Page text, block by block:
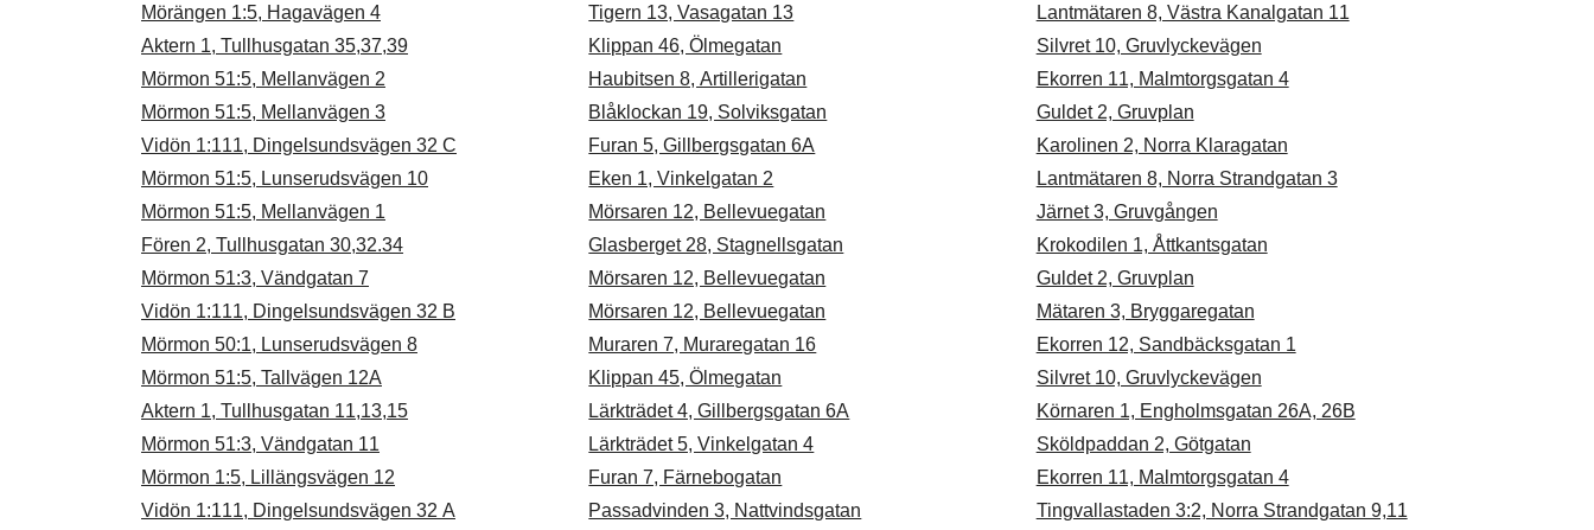
Mörängen 1:5, Hagavägen 4
Aktern 1, Tullhusgatan 35,37,39
Mörmon 51:5, Mellanvägen 2
Mörmon 51:5, Mellanvägen 3
Vidön 1:111, Dingelsundsvägen 32 C
Mörmon 51:5, Lunserudsvägen 10
Mörmon 51:5, Mellanvägen 1
Fören 2, Tullhusgatan 30,32.34
Mörmon 51:3, Vändgatan 7
Vidön 1:111, Dingelsundsvägen 32 B
Mörmon 50:1, Lunserudsvägen 8
Mörmon 51:5, Tallvägen 12A
Aktern 1, Tullhusgatan 11,13,15
Mörmon 51:3, Vändgatan 11
Mörmon 1:5, Lillängsvägen 12
Vidön 1:111, Dingelsundsvägen 32 A
Tigern 13, Vasagatan 13
Klippan 46, Ölmegatan
Haubitsen 8, Artillerigatan
Blåklockan 19, Solviksgatan
Furan 5, Gillbergsgatan 6A
Eken 1, Vinkelgatan 2
Mörsaren 12, Bellevuegatan
Glasberget 28, Stagnellsgatan
Mörsaren 12, Bellevuegatan
Mörsaren 12, Bellevuegatan
Muraren 7, Muraregatan 16
Klippan 45, Ölmegatan
Lärkträdet 4, Gillbergsgatan 6A
Lärkträdet 5, Vinkelgatan 4
Furan 7, Färnebogatan
Passadvinden 3, Nattvindsgatan
Lantmätaren 8, Västra Kanalgatan 11
Silvret 10, Gruvlyckevägen
Ekorren 11, Malmtorgsgatan 4
Guldet 2, Gruvplan
Karolinen 2, Norra Klaragatan
Lantmätaren 8, Norra Strandgatan 3
Järnet 3, Gruvgången
Krokodilen 1, Åttkantsgatan
Guldet 2, Gruvplan
Mätaren 3, Bryggaregatan
Ekorren 12, Sandbäcksgatan 1
Silvret 10, Gruvlyckevägen
Körnaren 1, Engholmsgatan 26A, 26B
Sköldpaddan 2, Götgatan
Ekorren 11, Malmtorgsgatan 4
Tingvallastaden 3:2, Norra Strandgatan 9,11